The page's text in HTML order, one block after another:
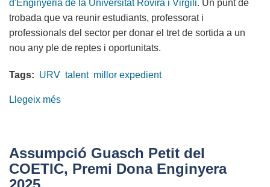
d'Enginyeria de la Universitat Rovira i Virgili. Un punt de
trobada que va reunir estudiants, professorat i
professionals del sector per donar el tret de sortida a un
nou any ple de reptes i oportunitats.
Tags: URV talent millor expedient
Llegeix més
El
COETIC
Assumpció Guasch Petit del
COETIC, Premi Dona Enginyera